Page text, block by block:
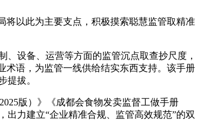
以此为主要支点，积极摸索聪慧监管取精准
设备、运营等方面的监管沉点取查抄尺度，
术语，为监管一线供给结实东西支持。该手册
提拔。
版）》《成都会食物发卖监督工做手册
出力建立“企业精准合规、监管高效规范”的双